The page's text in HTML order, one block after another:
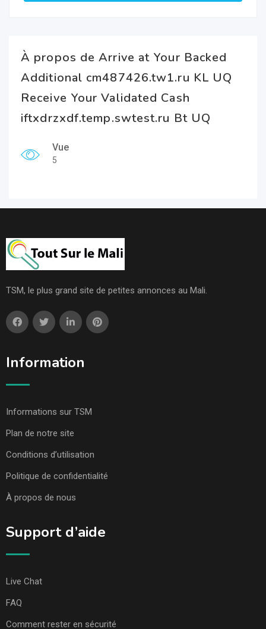
À propos de Arrive at Your Backed
Additional cm487426.tw1.ru KL UQ
Receive Your Validated Cash
iftxdrzxdf.temp.swtest.ru Bt UQ
Vue
5
TSM, le plus grand site de petites annonces au Mali.
Information
Informations sur TSM
Plan de notre site
Conditions d’utilisation
Politique de confidentialité
À propos de nous
Support d’aide
Live Chat
FAQ
Comment rester en sécurité